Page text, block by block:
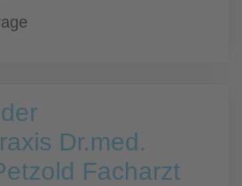
Dr.med.
Facharzt